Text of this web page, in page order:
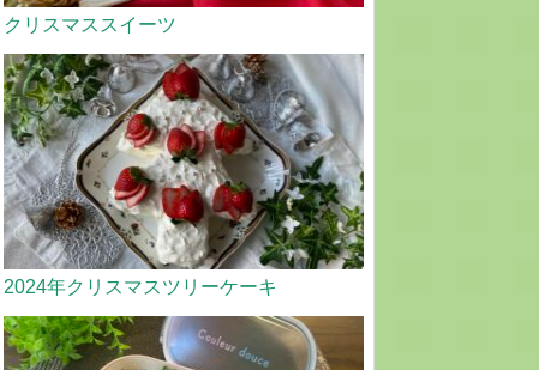
クリスマススイーツ
2024年クリスマスツリーケーキ